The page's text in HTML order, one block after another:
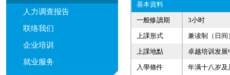
人力调查报告
联络我们
企业培训
就业服务
基本資料
一般修讀期 3小时
上課形式 兼读制（日间
上課地點 卓越培训发展
入學條件 年满十八岁及